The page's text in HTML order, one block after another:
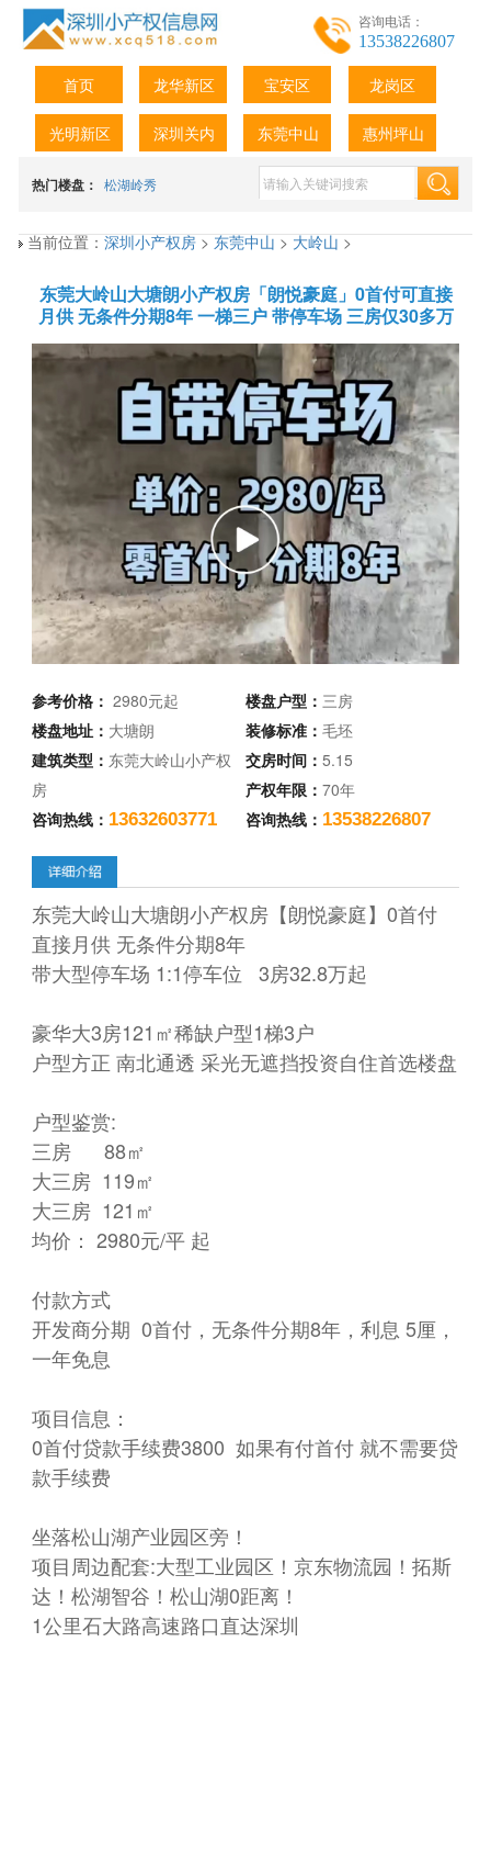
咨询电话：
13538226807
首页 龙华新区 宝安区 龙岗区
光明新区 深圳关内 东莞中山 惠州坪山
热门楼盘： 松湖岭秀
当前位置：深圳小产权房>东莞中山>大岭山>
东莞大岭山大塘朗小产权房「朗悦豪庭」0首付可直接
月供 无条件分期8年 一梯三户 带停车场 三房仅30多万
参考价格：2980元起 楼盘户型： 三房
楼盘地址： 大塘朗 装修标准： 毛坯
建筑类型： 东莞大岭山小产权
房
交房时间： 5.15
产权年限： 70年
咨询热线： 13632603771 咨询热线： 13538226807
东莞大岭山大塘朗小产权房【朗悦豪庭】0首付
直接月供 无条件分期8年
带大型停车场 1:1停车位 3房32.8万起
豪华大3房121㎡稀缺户型1梯3户
户型方正 南北通透 采光无遮挡投资自住首选楼盘
户型鉴赏:
三房 88㎡
大三房 119㎡
大三房 121㎡
均价： 2980元/平 起
付款方式
开发商分期 0首付，无条件分期8年，利息 5厘，
一年免息
项目信息：
0首付贷款手续费3800 如果有付首付 就不需要贷
款手续费
坐落松山湖产业园区旁！
项目周边配套:大型工业园区！京东物流园！拓斯
达！松湖智谷！松山湖0距离！
1公里石大路高速路口直达深圳